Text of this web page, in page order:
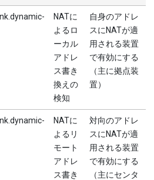
NATに
よるロ
ーカル
アドレ
ス書き
換えの
検知
自身のアドレ
スにNATが適
用される装置
で有効にする
（主に拠点装
置）
NATに
よるリ
モート
アドレ
ス書き
対向のアドレ
スにNATが適
用される装置
で有効にする
（主にセンタ